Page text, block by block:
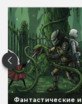
Фантастические